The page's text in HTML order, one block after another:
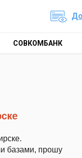
СОВКОМБАНК
базами, прошу